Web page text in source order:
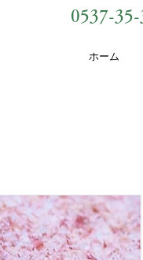
0537-35-
ホーム